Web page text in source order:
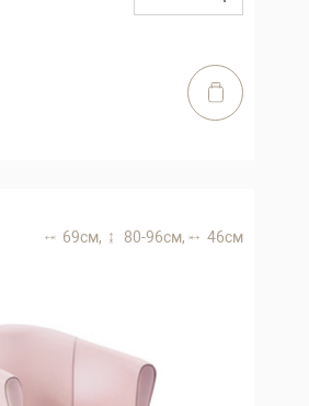
69 см, 80-96 см, 46 см